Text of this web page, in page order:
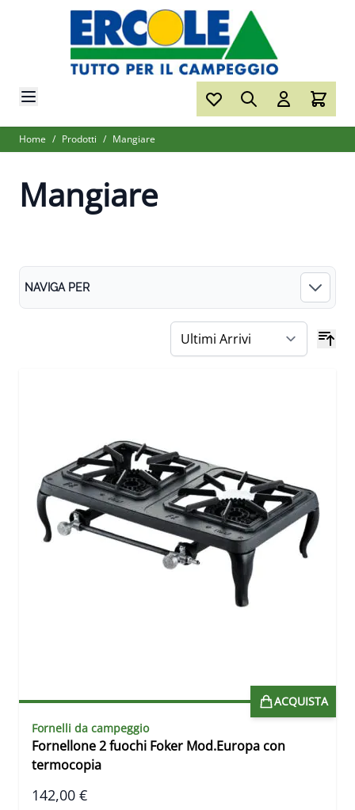
Salta al contenuto
Home / Prodotti / Mangiare
Mangiare
NAVIGA PER
ACQUISTA
Fornelli da campeggio
Fornellone 2 fuochi Foker Mod.Europa con
termocopia
142,00 €